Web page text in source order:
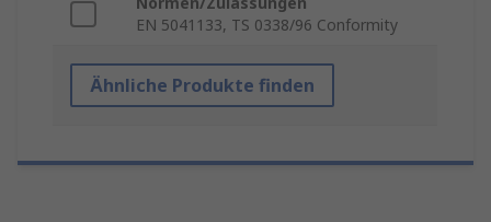
EN 5041133, TS 0338/96 Conformity
Ähnliche Produkte finden